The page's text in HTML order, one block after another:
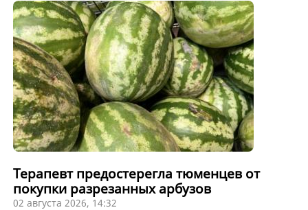
Терапевт предостерегла тюменцев от
покупки разрезанных арбузов
02 августа 2026, 14:32